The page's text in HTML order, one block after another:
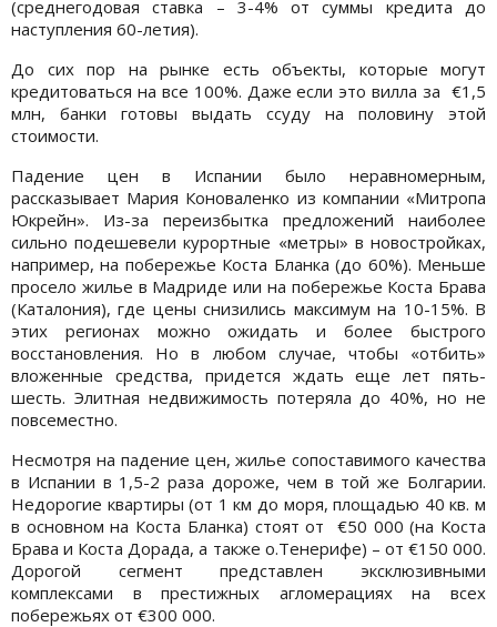
(среднегодовая ставка – 3-4% от суммы кредита до
наступления 60-летия).
До сих пор на рынке есть объекты, которые могут
кредитоваться на все 100%. Даже если это вилла за €1,5
млн, банки готовы выдать ссуду на половину этой
стоимости.
Падение цен в Испании было неравномерным,
рассказывает Мария Коноваленко из компании «Митропа
Юкрейн». Из-за переизбытка предложений наиболее
сильно подешевели курортные «метры» в новостройках,
например, на побережье Коста Бланка (до 60%). Меньше
просело жилье в Мадриде или на побережье Коста Брава
(Каталония), где цены снизились максимум на 10-15%. В
этих регионах можно ожидать и более быстрого
восстановления. Но в любом случае, чтобы «отбить»
вложенные средства, придется ждать еще лет пять-
шесть. Элитная недвижимость потеряла до 40%, но не
повсеместно.
Несмотря на падение цен, жилье сопоставимого качества
в Испании в 1,5-2 раза дороже, чем в той же Болгарии.
Недорогие квартиры (от 1 км до моря, площадью 40 кв. м
в основном на Коста Бланка) стоят от €50 000 (на Коста
Брава и Коста Дорада, а также о.Тенерифе) – от €150 000.
Дорогой сегмент представлен эксклюзивными
комплексами в престижных агломерациях на всех
побережьях от €300 000.